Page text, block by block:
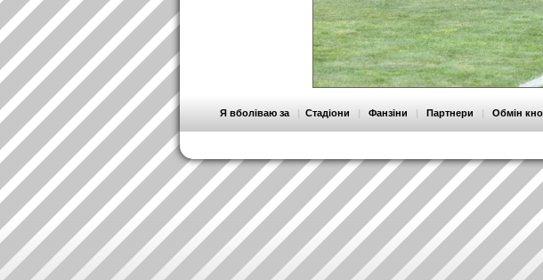
Я вболіваю за | Стадіони | Фанзіни | Партнери | Обмін